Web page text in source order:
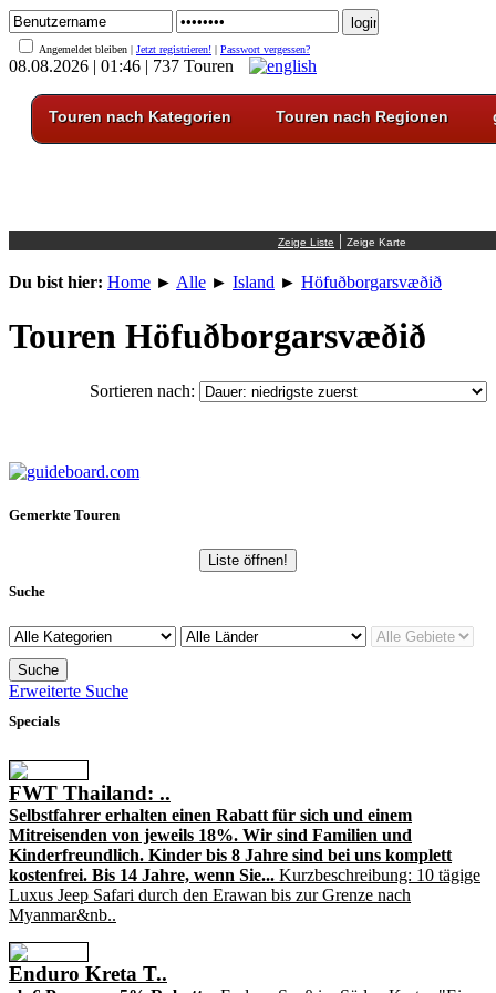
Angemeldet bleiben | Jetzt registrieren! | Passwort vergessen?
08.08.2026 | 01:46 | 737 Touren
Touren nach Kategorien Touren nach Regionen
|
Du bist hier: Home ► Alle ► Island ► Höfuðborgarsvæðið
Touren Höfuðborgarsvæðið
Sortieren nach:
Gemerkte Touren
Liste öffnen!
Suche
Erweiterte Suche
Specials
FWT Thailand: ..
Selbstfahrer erhalten einen Rabatt für sich und einem
Mitreisenden von jeweils 18%. Wir sind Familien und
Kinderfreundlich. Kinder bis 8 Jahre sind bei uns komplett
kostenfrei. Bis 14 Jahre, wenn Sie... Kurzbeschreibung: 10 tägige
Luxus Jeep Safari durch den Erawan bis zur Grenze nach
Myanmar&nb..
Enduro Kreta T..